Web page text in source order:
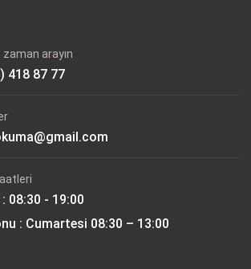
arayın
418 87 77
08:30 - 19:00
: Cumartesi 08:30 – 13:00